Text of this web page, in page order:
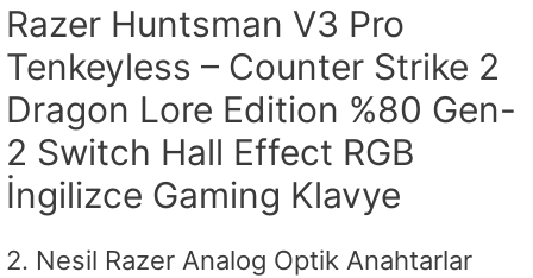
Razer Huntsman V3 Pro
Tenkeyless – Counter Strike 2
Dragon Lore Edition %80 Gen-
2 Switch Hall Effect RGB
İngilizce Gaming Klavye
2. Nesil Razer Analog Optik Anahtarlar